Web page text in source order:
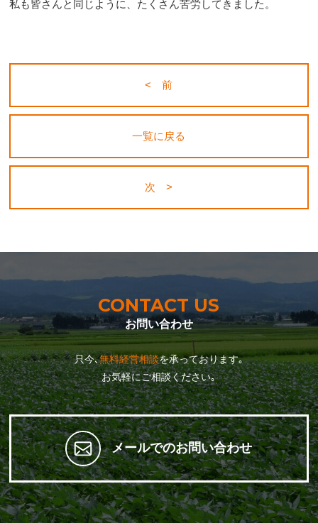
私も皆さんと同じように、たくさん苦労してきました。
< 前
一覧に戻る
次 >
CONTACT US
お問い合わせ
只今､無料経営相談を承っております｡
お気軽にご相談ください｡
メールでのお問い合わせ